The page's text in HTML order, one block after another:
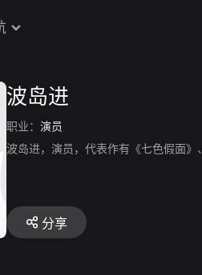
波岛进
职业： 演员
波岛进，演员，代表作有《七色假面》
分享